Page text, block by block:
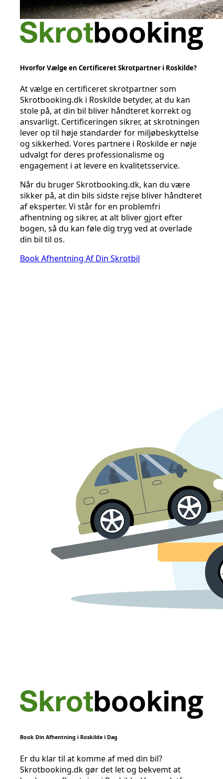
Hvorfor Vælge en Certificeret Skrotpartner i Roskilde?
At vælge en certificeret skrotpartner som
Skrotbooking.dk i Roskilde betyder, at du kan
stole på, at din bil bliver håndteret korrekt og
ansvarligt. Certificeringen sikrer, at skrotningen
lever op til høje standarder for miljøbeskyttelse
og sikkerhed. Vores partnere i Roskilde er nøje
udvalgt for deres professionalisme og
engagement i at levere en kvalitetsservice.
Når du bruger Skrotbooking.dk, kan du være
sikker på, at din bils sidste rejse bliver håndteret
af eksperter. Vi står for en problemfri
afhentning og sikrer, at alt bliver gjort efter
bogen, så du kan føle dig tryg ved at overlade
din bil til os.
Book Afhentning Af Din Skrotbil
Book Din Afhentning i Roskilde i Dag
Er du klar til at komme af med din bil?
Skrotbooking.dk gør det let og bekvemt at